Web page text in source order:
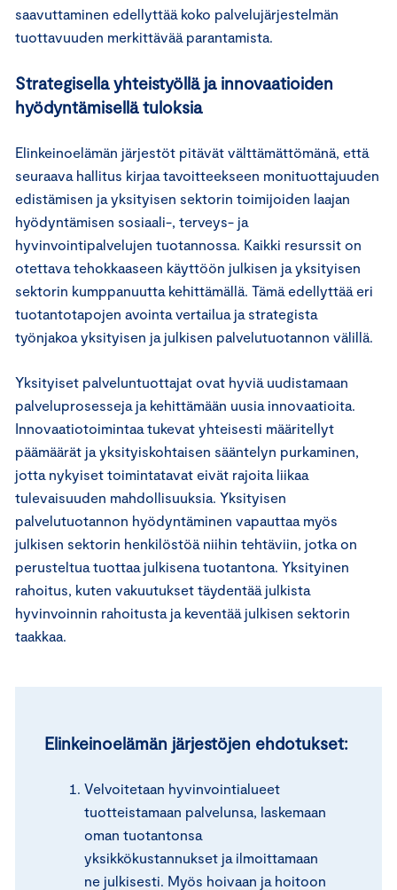
saavuttaminen edellyttää koko palvelujärjestelmän
tuottavuuden merkittävää parantamista.
Strategisella yhteistyöllä ja innovaatioiden
hyödyntämisellä tuloksia
Elinkeinoelämän järjestöt pitävät välttämättömänä, että
seuraava hallitus kirjaa tavoitteekseen monituottajuuden
edistämisen ja yksityisen sektorin toimijoiden laajan
hyödyntämisen sosiaali-, terveys- ja
hyvinvointipalvelujen tuotannossa. Kaikki resurssit on
otettava tehokkaaseen käyttöön julkisen ja yksityisen
sektorin kumppanuutta kehittämällä. Tämä edellyttää eri
tuotantotapojen avointa vertailua ja strategista
työnjakoa yksityisen ja julkisen palvelutuotannon välillä.
Yksityiset palveluntuottajat ovat hyviä uudistamaan
palveluprosesseja ja kehittämään uusia innovaatioita.
Innovaatiotoimintaa tukevat yhteisesti määritellyt
päämäärät ja yksityiskohtaisen sääntelyn purkaminen,
jotta nykyiset toimintatavat eivät rajoita liikaa
tulevaisuuden mahdollisuuksia. Yksityisen
palvelutuotannon hyödyntäminen vapauttaa myös
julkisen sektorin henkilöstöä niihin tehtäviin, jotka on
perusteltua tuottaa julkisena tuotantona. Yksityinen
rahoitus, kuten vakuutukset täydentää julkista
hyvinvoinnin rahoitusta ja keventää julkisen sektorin
taakkaa.
Elinkeinoelämän järjestöjen ehdotukset:
Velvoitetaan hyvinvointialueet
tuotteistamaan palvelunsa, laskemaan
oman tuotantonsa
yksikkökustannukset ja ilmoittamaan
ne julkisesti. Myös hoivaan ja hoitoon